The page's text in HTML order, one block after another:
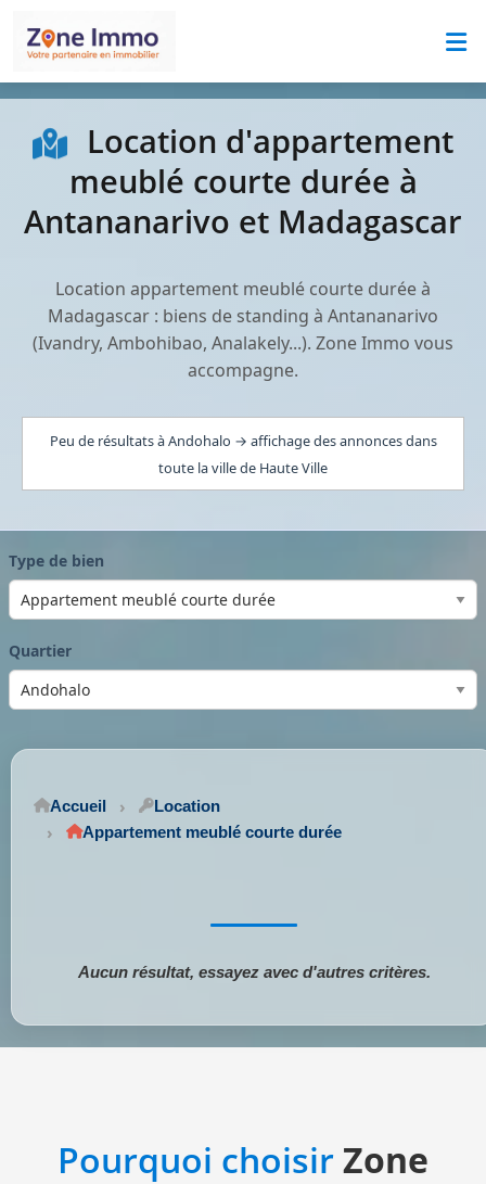
Location d'appartement
meublé courte durée à
Antananarivo et Madagascar
Location appartement meublé courte durée à
Madagascar : biens de standing à Antananarivo
(Ivandry, Ambohibao, Analakely...). Zone Immo vous
accompagne.
Peu de résultats à Andohalo → affichage des annonces dans
toute la ville de Haute Ville
Type de bien
Quartier
Accueil
Location
Appartement meublé courte durée
Aucun résultat, essayez avec d'autres critères.
Pourquoi choisirZone